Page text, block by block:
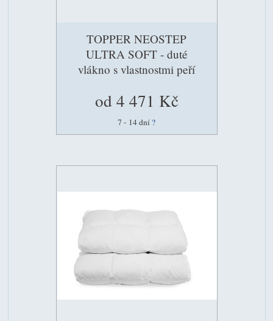
TOPPER NEOSTEP
ULTRA SOFT - duté
vlákno s vlastnostmi peří
od 4 471 Kč
7 - 14 dní ?